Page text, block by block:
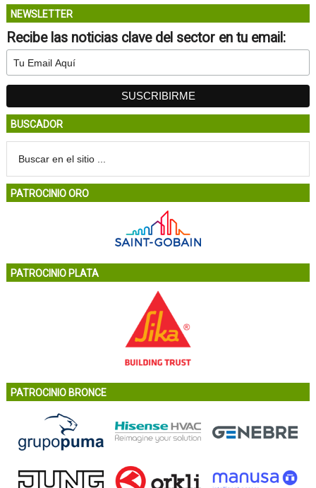
NEWSLETTER
Recibe las noticias clave del sector en tu email:
BUSCADOR
PATROCINIO ORO
PATROCINIO PLATA
PATROCINIO BRONCE